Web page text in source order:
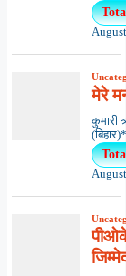
मेरे
कुमारी